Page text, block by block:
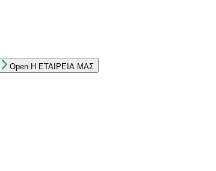
Open Η ΕΤΑΙΡΕΙΑ ΜΑΣ